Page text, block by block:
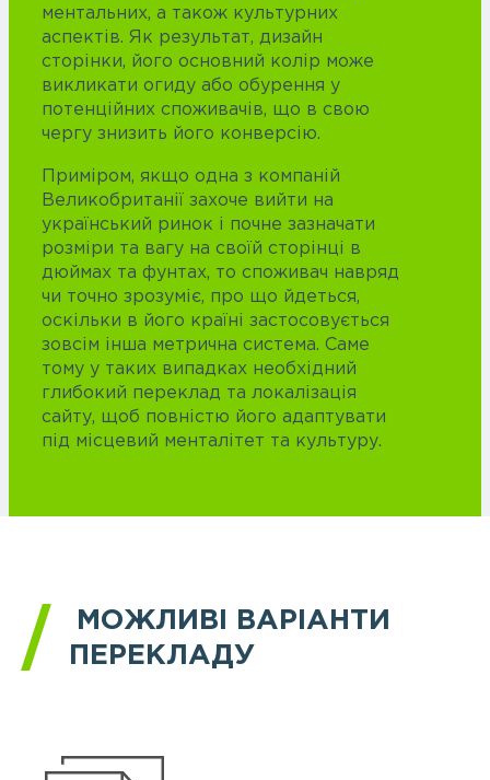
ментальних, а також культурних
аспектів. Як результат, дизайн
сторінки, його основний колір може
викликати огиду або обурення у
потенційних споживачів, що в свою
чергу знизить його конверсію.
Приміром, якщо одна з компаній
Великобританії захоче вийти на
український ринок і почне зазначати
розміри та вагу на своїй сторінці в
дюймах та фунтах, то споживач навряд
чи точно зрозуміє, про що йдеться,
оскільки в його країні застосовується
зовсім інша метрична система. Саме
тому у таких випадках необхідний
глибокий переклад та локалізація
сайту, щоб повністю його адаптувати
під місцевий менталітет та культуру.
МОЖЛИВІ ВАРІАНТИ
ПЕРЕКЛАДУ